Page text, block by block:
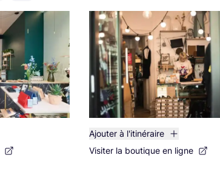
Ajouter à l'itinéraire
Visiter la boutique en ligne